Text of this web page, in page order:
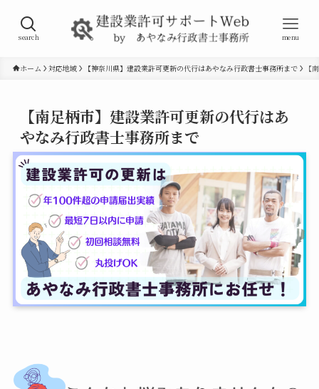
search menu
ホーム 対応地域 【神奈川県】建設業許可更新の代行はあやなみ行政書士事務所まで 【
【南足柄市】建設業許可更新の代行はあ
やなみ行政書士事務所まで